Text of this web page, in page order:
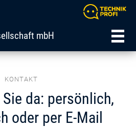
mbH
KONTAKT
da: persönlich,
oder per E-Mail